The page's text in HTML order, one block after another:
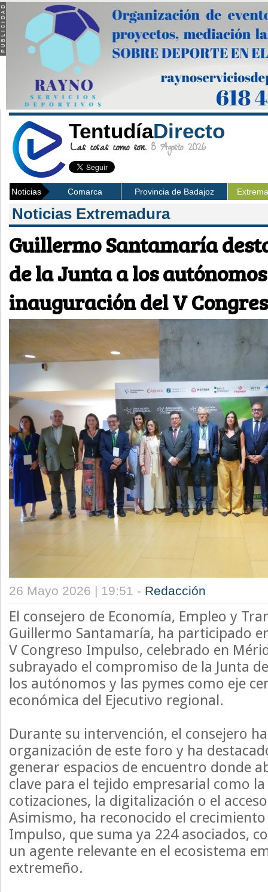
TentudíaDirecto
Las cosas como son. 8 Agosto 2026
Noticias Comarca Provincia de Badajoz
Noticias Extremadura
Guillermo Santamaría
de la Junta a los
inauguración del V
26 Mayo 2026 | 19:51 - Redacción
El consejero de Economía, Empleo y
Guillermo Santamaría, ha participado
V Congreso Impulso, celebrado en
subrayado el compromiso de la Junta
los autónomos y las pymes como eje
económica del Ejecutivo regional.
Durante su intervención, el consejero
organización de este foro y ha
generar espacios de encuentro donde
clave para el tejido empresarial como
cotizaciones, la digitalización o el
Asimismo, ha reconocido el
Impulso, que suma ya 224 asociados,
un agente relevante en el ecosistema
extremeño.